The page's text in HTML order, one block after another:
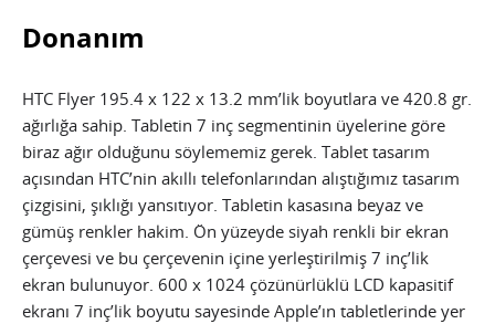
Donanım
HTC Flyer 195.4 x 122 x 13.2 mm’lik boyutlara ve 420.8 gr.
ağırlığa sahip. Tabletin 7 inç segmentinin üyelerine göre
biraz ağır olduğunu söylememiz gerek. Tablet tasarım
açısından HTC’nin akıllı telefonlarından alıştığımız tasarım
çizgisini, şıklığı yansıtıyor. Tabletin kasasına beyaz ve
gümüş renkler hakim. Ön yüzeyde siyah renkli bir ekran
çerçevesi ve bu çerçevenin içine yerleştirilmiş 7 inç’lik
ekran bulunuyor. 600 x 1024 çözünürlüklü LCD kapasitif
ekranı 7 inç’lik boyutu sayesinde Apple’ın tabletlerinde yer